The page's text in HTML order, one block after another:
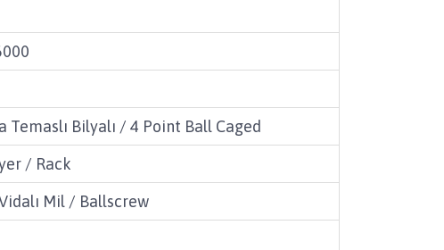
Temaslı Bilyalı / 4 Point Ball Caged
/ Rack
Mil / Ballscrew